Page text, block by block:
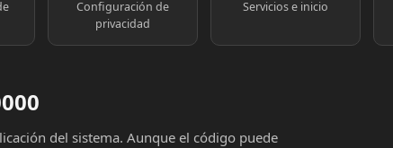
Configuración de
privacidad
Servicios e inicio
del sistema. Aunque el código puede